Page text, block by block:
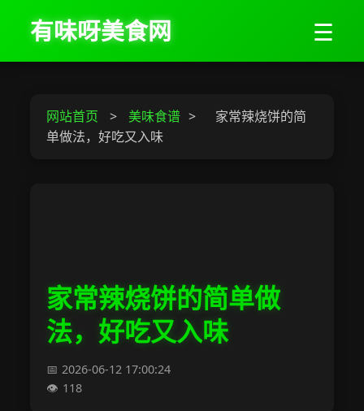
有味呀美食网 ☰
网站首页 > 美味食谱 >
家常辣烧饼的简
单做法，好吃又入味
家常辣烧饼的简单做
法，好吃又入味
2026-06-12 17:00:24
118